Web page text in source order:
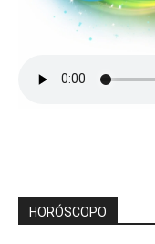
HORÓSCOPO